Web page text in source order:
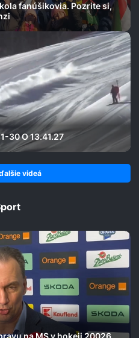
fanúšikovia. Pozrite si,
30 O 13.41.27
videá